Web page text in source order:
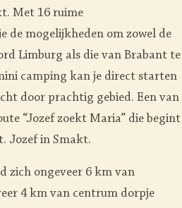
Met 16 ruime
de mogelijkheden om zowel de
Limburg als die van Brabant te
camping kan je direct starten
door prachtig gebied. Een van
“Jozef zoekt Maria” die begint
Jozef in Smakt.
zich ongeveer 6 km van
4 km van centrum dorpje